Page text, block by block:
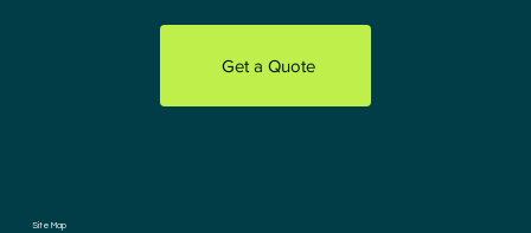
Site Map
Get a Quote